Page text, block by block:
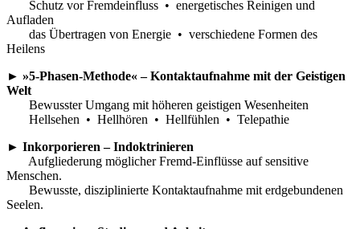
Schutz vor Fremdeinfluss • energetisches Reinigen und
Aufladen
das Übertragen von Energie • verschiedene Formen des
Heilens
► »5-Phasen-Methode« – Kontaktaufnahme mit der Geistigen
Welt
Bewusster Umgang mit höheren geistigen Wesenheiten
Hellsehen • Hellhören • Hellfühlen • Telepathie
► Inkorporieren – Indoktrinieren
Aufgliederung möglicher Fremd-Einflüsse auf sensitive
Menschen.
Bewusste, disziplinierte Kontaktaufnahme mit erdgebundenen
Seelen.